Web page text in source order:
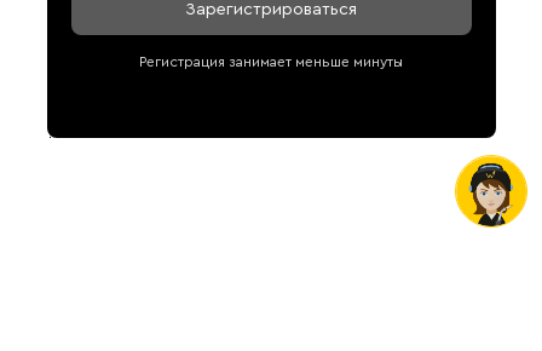
Зарегистрироваться
Регистрация занимает меньше минуты